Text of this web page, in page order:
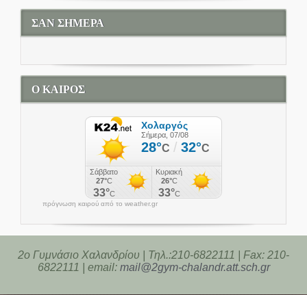
ΣΑΝ ΣΗΜΕΡΑ
Ο ΚΑΙΡΟΣ
πρόγνωση καιρού από το weather.gr
2o Γυμνάσιο Χαλανδρίου | Τηλ.:210-6822111 | Fax: 210-
6822111 | email: mail@2gym-chalandr.att.sch.gr